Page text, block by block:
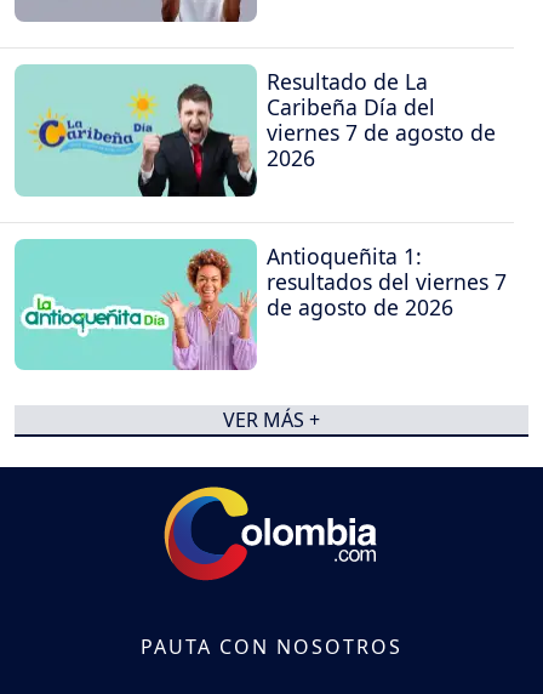
Resultado de La
Caribeña Día del
viernes 7 de agosto de
2026
Antioqueñita 1:
resultados del viernes 7
de agosto de 2026
VER MÁS +
PAUTA CON NOSOTROS